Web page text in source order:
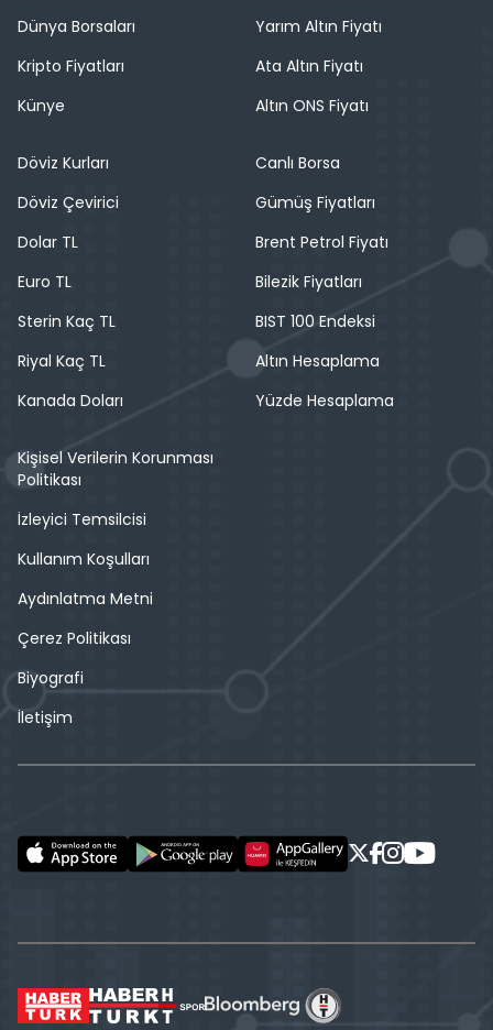
Dünya Borsaları
Kripto Fiyatları
Künye
Yarım Altın Fiyatı
Ata Altın Fiyatı
Altın ONS Fiyatı
Döviz Kurları
Döviz Çevirici
Dolar TL
Euro TL
Sterin Kaç TL
Riyal Kaç TL
Kanada Doları
Canlı Borsa
Gümüş Fiyatları
Brent Petrol Fiyatı
Bilezik Fiyatları
BIST 100 Endeksi
Altın Hesaplama
Yüzde Hesaplama
Kişisel Verilerin Korunması
Politikası
İzleyici Temsilcisi
Kullanım Koşulları
Aydınlatma Metni
Çerez Politikası
Biyografi
İletişim